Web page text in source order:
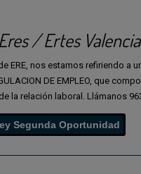
/ Ertes
ERE, nos estamos refiriendo a
DE EMPLEO, que
la relación laboral.
Llámanos
Segunda Oportunidad